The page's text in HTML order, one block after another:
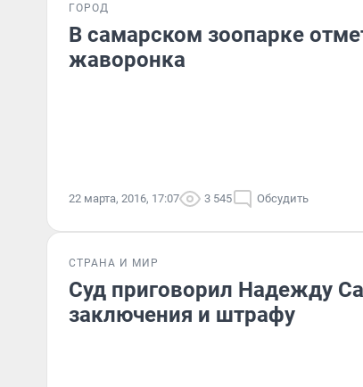
ГОРОД
В самарском зоопарке
жаворонка
22 марта, 2016, 17:07 3 545 Обсудить
СТРАНА И МИР
Суд приговорил Надежду
заключения и штрафу